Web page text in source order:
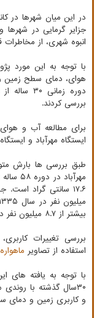
در این میان شهرها در
جزایر گرمایی در
انبوه شهری، از
با توجه به این مورد
هوای، دمای سطح زمین
بررسی کردند.
ایستگاه مهرآباد و
طبق بررسی ها بارش
بیشتر از ۸.۷ میلیون نفر در سال ۱۳۹۵ افزایش پیدا کرده است.
بررسی تغییرات
استفاده از تصاویر ماهواره
با توجه به یافته های
۳۰سال گذشته با
و کاربری زمین و دمای